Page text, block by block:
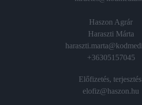
Haszon Agrár
Haraszti Márta
+36305157045
Előfizetés,
elofiz@haszon.hu